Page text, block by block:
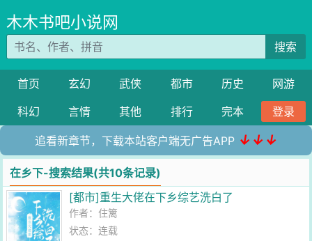
木木书吧小说网
搜索
首页 玄幻 武侠 都市 历史
网游
科幻
言情 其他 排行 完本 登录
追看新章节，下载本站客户端无广告APP ↓↓↓
在乡下-搜索结果(共10条记录)
[都市]重生大佬在下乡综艺洗白了
作者： 住篱
状态：连载